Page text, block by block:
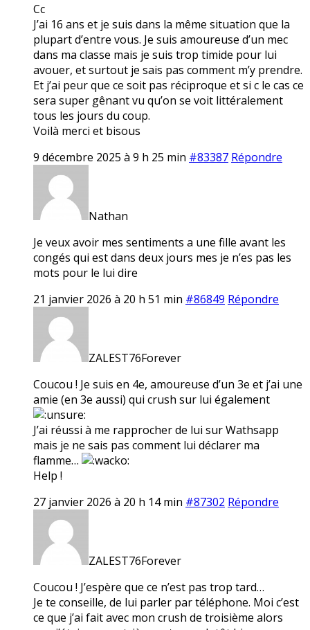
Cc
J’ai 16 ans et je suis dans la même situation que la
plupart d’entre vous. Je suis amoureuse d’un mec
dans ma classe mais je suis trop timide pour lui
avouer, et surtout je sais pas comment m’y prendre.
Et j’ai peur que ce soit pas réciproque et si c le cas ce
sera super gênant vu qu’on se voit littéralement
tous les jours du coup.
Voilà merci et bisous
9 décembre 2025 à 9 h 25 min #83387 Répondre
Nathan
Je veux avoir mes sentiments a une fille avant les
congés qui est dans deux jours mes je n’es pas les
mots pour le lui dire
21 janvier 2026 à 20 h 51 min #86849 Répondre
ZALEST76Forever
Coucou ! Je suis en 4e, amoureuse d’un 3e et j’ai une
amie (en 3e aussi) qui crush sur lui également
J’ai réussi à me rapprocher de lui sur Wathsapp
mais je ne sais pas comment lui déclarer ma
flamme…
Help !
27 janvier 2026 à 20 h 14 min #87302 Répondre
ZALEST76Forever
Coucou ! J’espère que ce n’est pas trop tard…
Je te conseille, de lui parler par téléphone. Moi c’est
ce que j’ai fait avec mon crush de troisième alors